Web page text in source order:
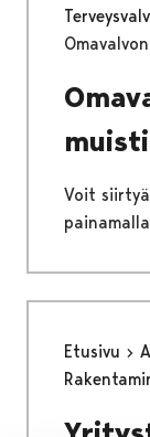
Voit
Etusivu